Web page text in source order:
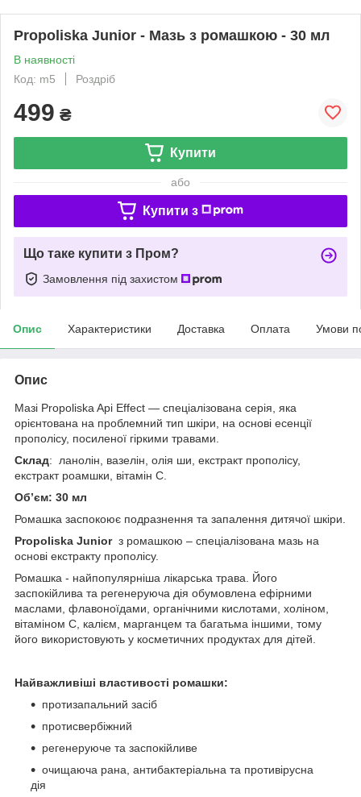
Propoliska Junior - Мазь з ромашкою - 30 мл
В наявності
Код: m5
Роздріб
499 ₴
Купити
або
Купити з
Що таке купити з Пром?
Замовлення під захистом
Опис Характеристики Доставка Оплата Умови
Опис
Мазі Propoliska Api Effect — спеціалізована серія, яка
орієнтована на проблемний тип шкіри, на основі есенції
прополісу, посиленої гіркими травами.
Склад: ланолін, вазелін, олія ши, екстракт прополісу,
екстракт роамшки, вітамін С.
Обʼєм: 30 мл
Ромашка заспокоює подразнення та запалення дитячої шкіри.
Propoliska Juniorз ромашкою – спеціалізована мазь на
основі екстракту прополісу.
Ромашка - найпопулярніша лікарська трава. Його
заспокійлива та регенеруюча дія обумовлена ​​ефірними
маслами, флавоноїдами, органічними кислотами, холіном,
вітаміном С, калієм, марганцем та багатьма іншими, тому
його використовують у косметичних продуктах для дітей.
Найважливіші властивості ромашки:
протизапальний засіб
протисвербіжний
регенеруюче та заспокійливе
очищаюча рана, антибактеріальна та противірусна
дія